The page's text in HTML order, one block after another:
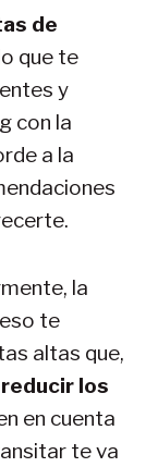
de
que te
y
con la
a la
la
te
altas que,
los
en cuenta
te va